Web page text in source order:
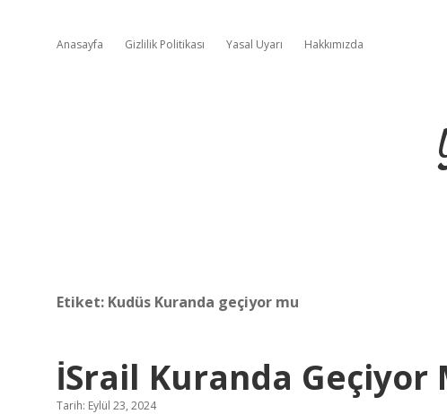
Anasayfa Gizlilik Politikası Yasal Uyarı Hakkımızda
Etiket: Kudüs Kuranda geçiyor mu
İSrail Kuranda Geçiyor
Tarih: Eylül 23, 2024